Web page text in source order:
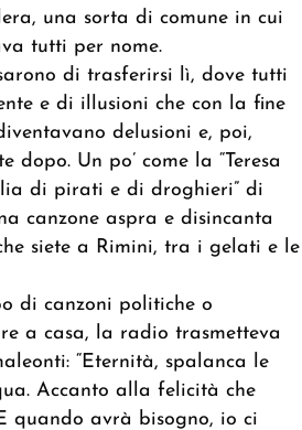
una sorta di comune in cui
tutti per nome.
di trasferirsi lì, dove tutti
e di illusioni che con la fine
delusioni e, poi,
dopo. Un po’ come la “Teresa
di pirati e di droghieri” di
canzone aspra e disincanta
siete a Rimini, tra i gelati e le
di canzoni politiche o
a casa, la radio trasmetteva
“Eternità, spalanca le
Accanto alla felicità che
quando avrà bisogno, io ci